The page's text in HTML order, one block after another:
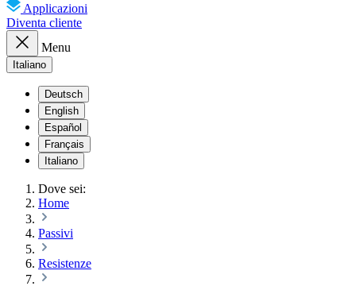
Applicazioni
Diventa cliente
Menu
Italiano
Deutsch
English
Español
Français
Italiano
Dove sei:
Home
Passivi
Resistenze